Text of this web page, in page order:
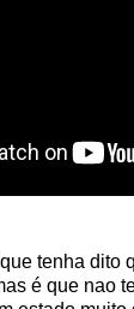
tenha dito
é que nao